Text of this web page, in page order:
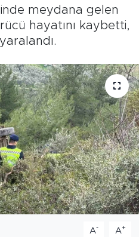
meydana gelen
hayatını kaybetti,
A- A+